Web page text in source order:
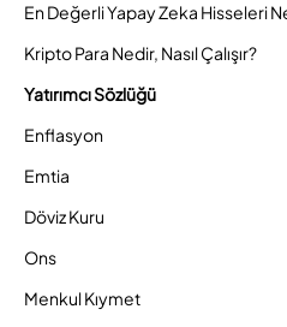
En Değerli Yapay Zeka Hisseleri
Kripto Para Nedir, Nasıl Çalışır?
Yatırımcı Sözlüğü
Enflasyon
Emtia
Döviz Kuru
Ons
Menkul Kıymet